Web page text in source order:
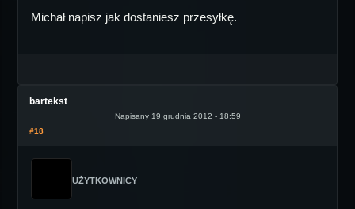
Michał napisz jak dostaniesz przesyłkę.
bartekst
Napisany 19 grudnia 2012 - 18:59
#18
UŻYTKOWNICY